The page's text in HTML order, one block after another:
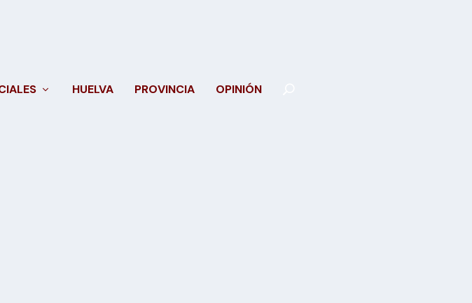
HUELVA PROVINCIA OPINIÓN